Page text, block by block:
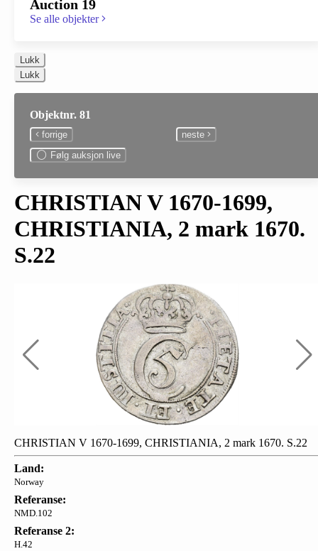
Auction 19
Se alle objekter
Lukk
Lukk
Objektnr. 81
forrige
neste
Følg auksjon live
CHRISTIAN V 1670-1699,
CHRISTIANIA, 2 mark 1670.
S.22
CHRISTIAN V 1670-1699, CHRISTIANIA, 2 mark 1670. S.22
Land:
Norway
Referanse:
NMD.102
Referanse 2:
H.42